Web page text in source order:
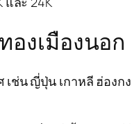
องเมืองนอก
ช่น ญี่ปุ่น เกาหลี ฮ่อง